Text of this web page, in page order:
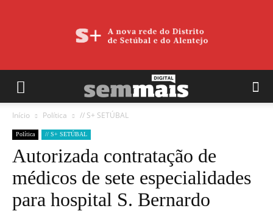
Início Política // S+ SETÚBAL
Política // S+ SETÚBAL
Autorizada contratação de
médicos de sete especialidades
para hospital S. Bernardo